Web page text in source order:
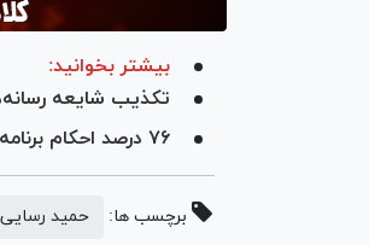
بیشتر بخوانید:
تکذیب شایعه
۷۶ درصد احکام برنامه هفتم در وزارت علوم اجرا شده است
برچسب ها: حمید رسایی